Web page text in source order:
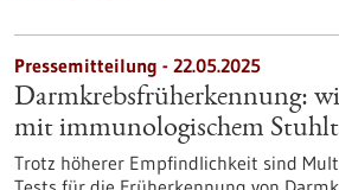
Pressemitteilung - 22.05.2025
Darmkrebsfrüherkennung:
mit immunologischem
Trotz höherer Empfindlichkeit sind